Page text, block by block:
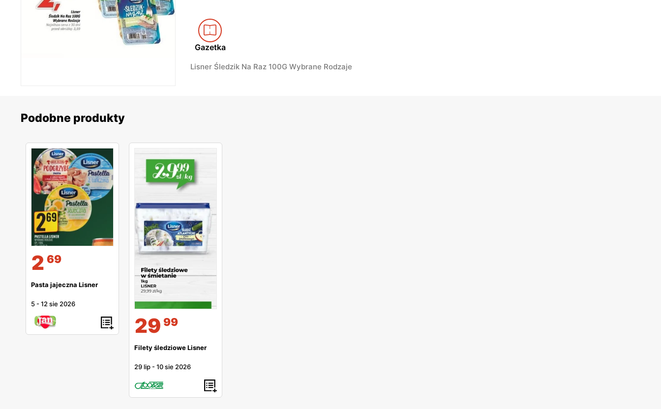
Gazetka
Lisner Śledzik Na Raz 100G Wybrane Rodzaje
Podobne produkty
2 69
Pasta jajeczna Lisner
5 -12 sie 2026
29 99
Filety śledziowe Lisner
29 lip -10 sie 2026